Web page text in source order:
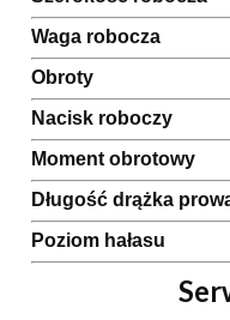
Waga robocza
Obroty
Nacisk roboczy
Moment obrotowy
Długość drążka
Poziom hałasu